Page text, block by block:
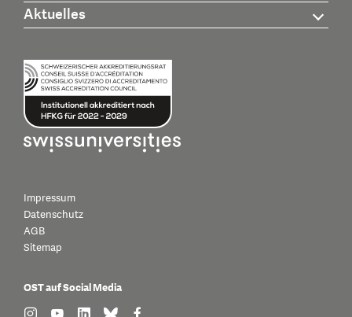
Aktuelles
Impressum
Datenschutz
AGB
Sitemap
OST auf Social Media